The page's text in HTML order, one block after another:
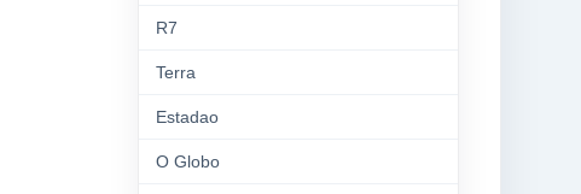
R7
Terra
Estadao
O Globo